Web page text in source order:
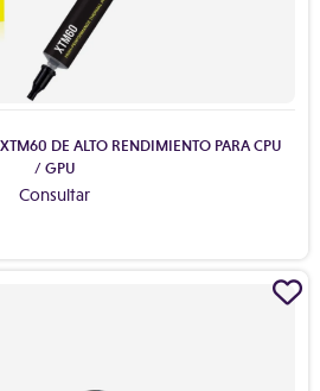
DE ALTO RENDIMIENTO PARA CPU
/ GPU
Consultar